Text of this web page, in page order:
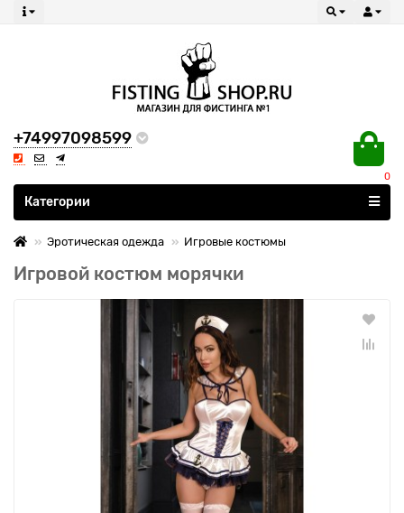
+74997098599
0
Все категории
Категории
Эротическая одежда Игровые костюмы
Игровой костюм морячки